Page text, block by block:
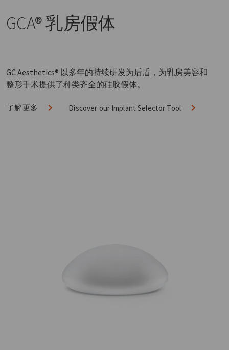
GCA®乳房假体
GC Aesthetics® 以多年的持续研发为后盾，为乳房美容和
整形手术提供了种类齐全的硅胶假体。
了解更多 Discover our Implant Selector Tool